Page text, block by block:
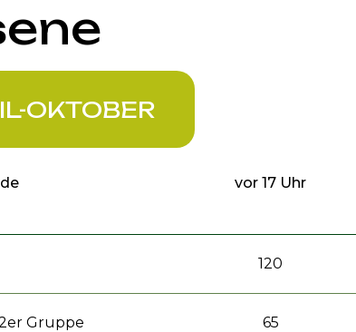
OKTOBER
vor 17 Uhr
120
Gruppe 65